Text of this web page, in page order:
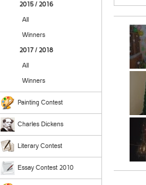
2015 / 2016
All
Winners
2017 / 2018
All
Winners
Painting Contest
Charles Dickens
Literary Contest
Essay Contest 2010